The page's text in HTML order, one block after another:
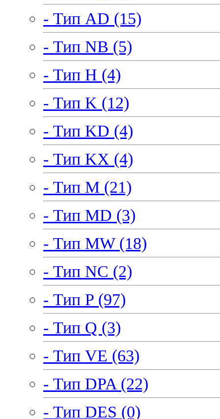
- Тип AD (15)
- Тип NB (5)
- Тип H (4)
- Тип K (12)
- Тип KD (4)
- Тип KX (4)
- Тип M (21)
- Тип MD (3)
- Тип MW (18)
- Тип NC (2)
- Тип P (97)
- Тип Q (3)
- Тип VE (63)
- Тип DPA (22)
- Тип DES (0)